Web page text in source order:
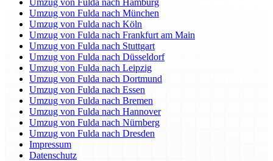
Umzug von Fulda nach Hamburg
Umzug von Fulda nach München
Umzug von Fulda nach Köln
Umzug von Fulda nach Frankfurt am Main
Umzug von Fulda nach Stuttgart
Umzug von Fulda nach Düsseldorf
Umzug von Fulda nach Leipzig
Umzug von Fulda nach Dortmund
Umzug von Fulda nach Essen
Umzug von Fulda nach Bremen
Umzug von Fulda nach Hannover
Umzug von Fulda nach Nürnberg
Umzug von Fulda nach Dresden
Impressum
Datenschutz